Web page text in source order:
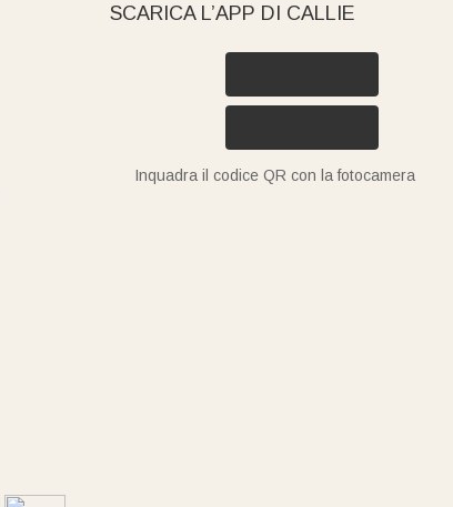
SCARICA L’APP DI CALLIE
Inquadra il codice QR con la fotocamera